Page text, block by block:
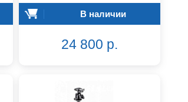
В наличии
24 800 р.